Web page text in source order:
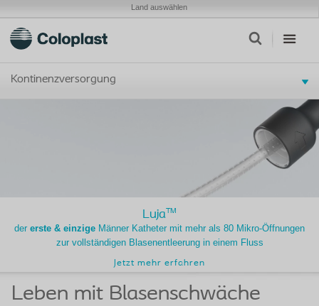
Land auswählen
Kontinenzversorgung
LujaTM
der erste & einzige Männer Katheter mit mehr als 80 Mikro-Öffnungen
zur vollständigen Blasenentleerung in einem Fluss
Jetzt mehr erfahren
Leben mit Blasenschwäche